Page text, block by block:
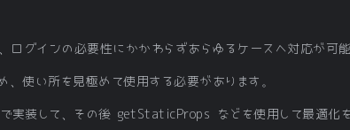
グインの必要性にかかわらずあらゆるケースへ対応が可
使い所を見極めて使用する必要があります。
実装して、その後 getStaticProps などを使用して最適化